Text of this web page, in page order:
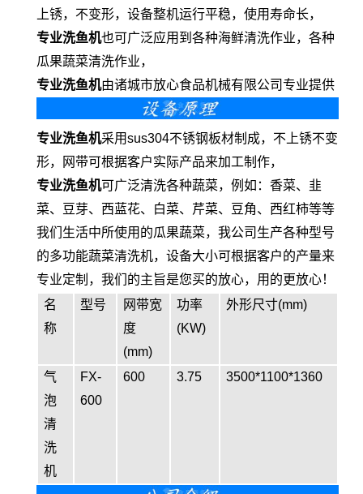
上锈，不变形，设备整机运行平稳，使用寿命长，
专业洗鱼机也可广泛应用到各种海鲜清洗作业，各种
瓜果蔬菜清洗作业，
专业洗鱼机由诸城市放心食品机械有限公司专业提供
专业洗鱼机采用sus304不锈钢板材制成，不上锈不变
形，网带可根据客户实际产品来加工制作，
专业洗鱼机可广泛清洗各种蔬菜，例如：香菜、韭
菜、豆芽、西蓝花、白菜、芹菜、豆角、西红柿等等
我们生活中所使用的瓜果蔬菜，我公司生产各种型号
的多功能蔬菜清洗机，设备大小可根据客户的产量来
专业定制，我们的主旨是您买的放心，用的更放心！
名
称
型号
网带宽
度
(mm)
功率
(KW)
外形尺寸(mm)
气
泡
清
洗
机
FX-
600
600 3.75 3500*1100*1360